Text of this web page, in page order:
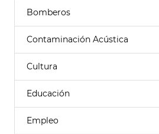
Bomberos
Contaminación Acústica
Cultura
Educación
Empleo